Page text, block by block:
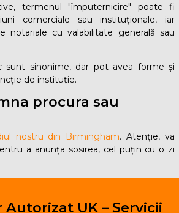
termenul "împuternicire" poate fi
comerciale sau instituționale, iar
notariale cu valabilitate generală sau
sunt sinonime, dar pot avea forme și
de instituție.
procura sau
nostru din Birmingham. Atenție, va
a anunța sosirea, cel puțin cu o zi
UK – Servicii